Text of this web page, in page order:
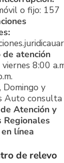
o fijo: 157
de atención
8:00
Domingo y
Auto consulta
Atención y
Regionales
línea
de relevo